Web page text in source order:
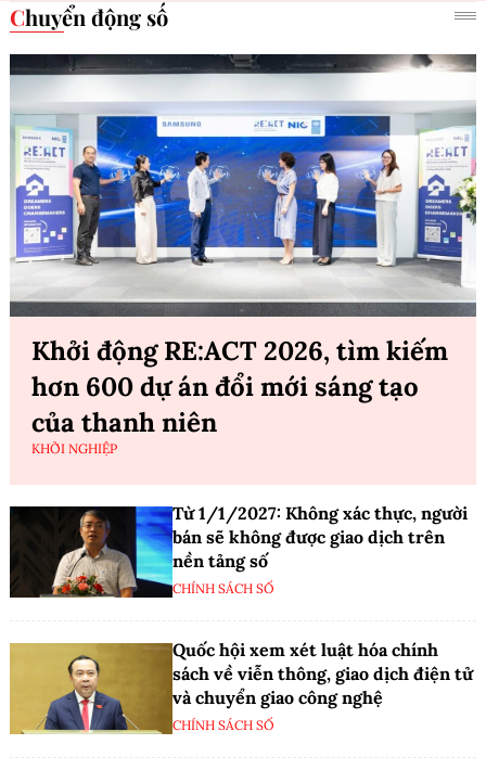
Chuyển động số
Khởi động RE:ACT 2026, tìm kiếm
hơn 600 dự án đổi mới sáng tạo
của thanh niên
KHỞI NGHIỆP
Từ 1/1/2027: Không xác thực, người
bán sẽ không được giao dịch trên
nền tảng số
CHÍNH SÁCH SỐ
Quốc hội xem xét luật hóa chính
sách về viễn thông, giao dịch điện tử
và chuyển giao công nghệ
CHÍNH SÁCH SỐ